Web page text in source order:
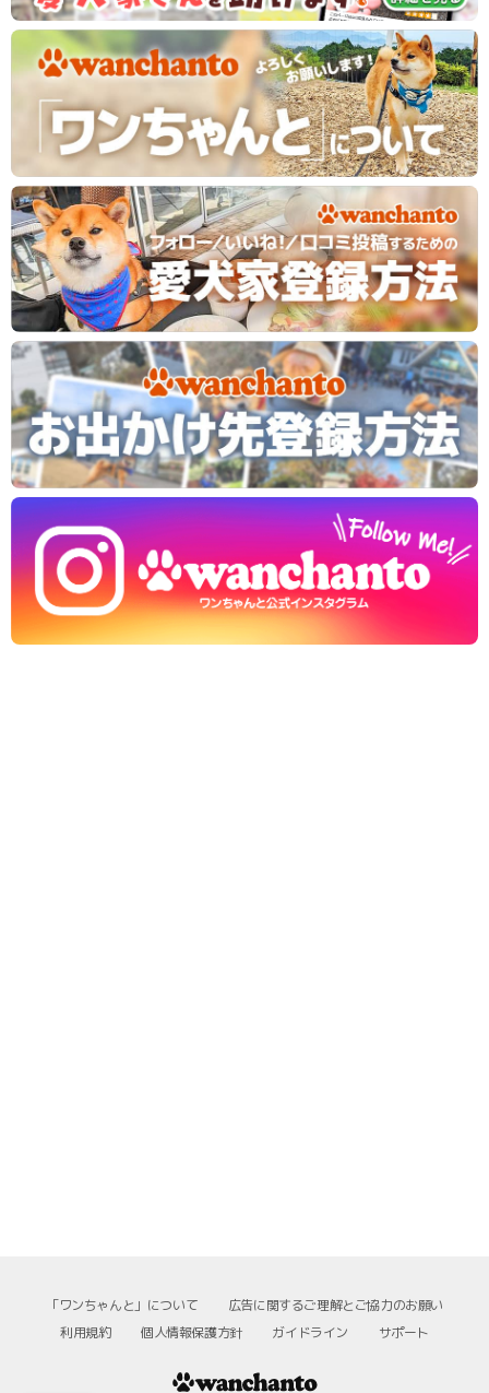
「ワンちゃんと」について
広告に関するご理解とご協力のお願い
利用規約
個人情報保護方針 ガイドライン サポート